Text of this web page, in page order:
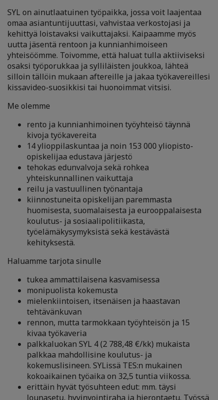
SYL on ainutlaatuinen työpaikka, jossa voit laajentaa
omaa asiantuntijuuttasi, vahvistaa verkostojasi ja
kehittyä loistavaksi vaikuttajaksi. Kaipaamme myös
uutta jäsentä rentoon ja kunnianhimoiseen
yhteisöömme. Toivomme, että haluat tulla aktiiviseksi
osaksi työporukkaa ja sylliläisten joukkoa, lähteä
silloin tällöin mukaan aftereille ja jakaa työkavereillesi
kissavideo-suosikkisi tai huonoimmat vitsisi.
Me olemme
rento ja kunnianhimoinen työyhteisö täynnä
kivoja työkavereita
14 ylioppilaskuntaa ja noin 153 000 yliopisto-
opiskelijaa edustava järjestö
tehokas edunvalvoja sekä rohkea
yhteiskunnallinen vaikuttaja
reilu ja vastuullinen työnantaja
kiinnostuneita opiskelijan paremmasta
huomisesta, suomalaisesta ja eurooppalaisesta
koulutus- ja sosiaalipolitiikasta,
työelämäkysymyksistä sekä kestävästä
kehityksestä.
Haluamme tarjota sinulle
tukea ammattilaisena kasvamisessa
monipuolista kokemusta
mielenkiintoisen, itsenäisen ja haastavan
tehtävänkuvan
rennon, mutta tarmokkaan työyhteisön ja 15
kivaa työkaveria
palkkaluokan SYL 4 (2 788,48 €/kk) mukaista
palkkaa mahdollisine koulutus- ja
kokemuslisineen. SYLissä TES:n mukainen
kokoaikainen työaika on 32,5 tuntia viikossa.
erittäin hyvät työsuhteen edut: mm. täysi
lounasetu, hyvinvointiraha ja hierontaetu. Työssä